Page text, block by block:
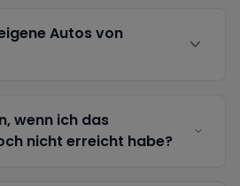
Autos von
wenn ich das
nicht erreicht habe?